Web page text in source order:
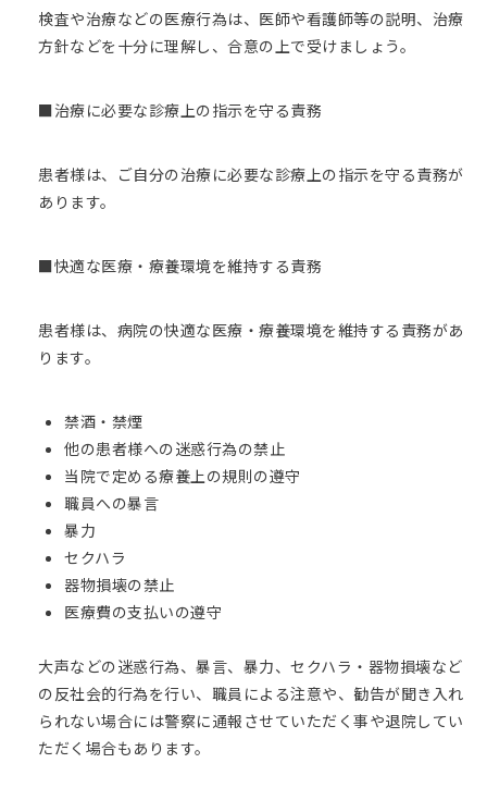
検査や治療などの医療行為は、医師や看護師等の説明、治療
方針などを十分に理解し、合意の上で受けましょう。
■治療に必要な診療上の指示を守る責務
患者様は、ご自分の治療に必要な診療上の指示を守る責務が
あります。
■快適な医療・療養環境を維持する責務
患者様は、病院の快適な医療・療養環境を維持する責務があ
ります。
禁酒・禁煙
他の患者様への迷惑行為の禁止
当院で定める療養上の規則の遵守
職員への暴言
暴力
セクハラ
器物損壊の禁止
医療費の支払いの遵守
大声などの迷惑行為、暴言、暴力、セクハラ・器物損壊など
の反社会的行為を行い、職員による注意や、勧告が聞き入れ
られない場合には警察に通報させていただく事や退院してい
ただく場合もあります。